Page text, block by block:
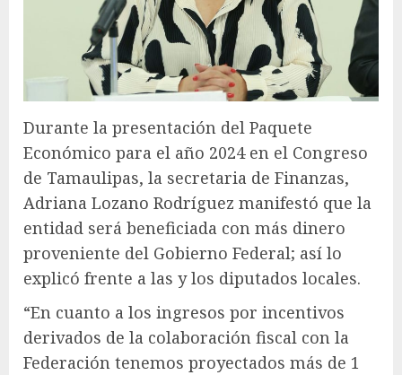
Durante la presentación del Paquete
Económico para el año 2024 en el Congreso
de Tamaulipas, la secretaria de Finanzas,
Adriana Lozano Rodríguez manifestó que la
entidad será beneficiada con más dinero
proveniente del Gobierno Federal; así lo
explicó frente a las y los diputados locales.
“En cuanto a los ingresos por incentivos
derivados de la colaboración fiscal con la
Federación tenemos proyectados más de 1